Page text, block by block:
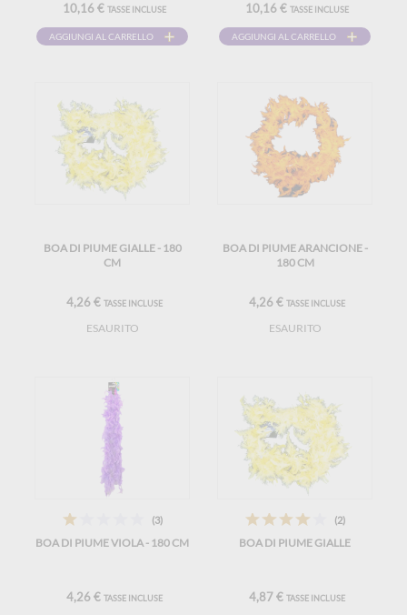
10,16 € TASSE INCLUSE
AGGIUNGI AL CARRELLO
10,16 € TASSE INCLUSE
AGGIUNGI AL CARRELLO
BOA DI PIUME GIALLE - 180
CM
4,26 € TASSE INCLUSE
ESAURITO
BOA DI PIUME ARANCIONE -
180 CM
4,26 € TASSE INCLUSE
ESAURITO
(3)
BOA DI PIUME VIOLA - 180 CM
4,26 € TASSE INCLUSE
(2)
BOA DI PIUME GIALLE
4,87 € TASSE INCLUSE